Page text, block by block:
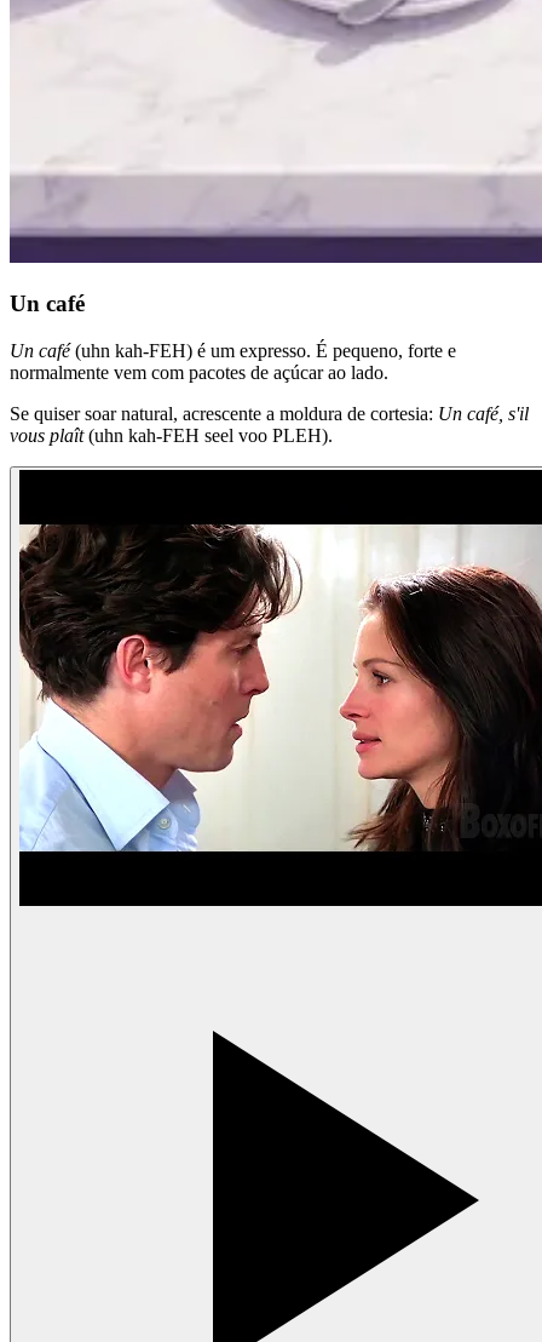
Un café
Un café(uhn kah-FEH) é um expresso. É pequeno, forte e
normalmente vem com pacotes de açúcar ao lado.
Se quiser soar natural, acrescente a moldura de cortesia: Un café, s'il
vous plaît(uhn kah-FEH seel voo PLEH).